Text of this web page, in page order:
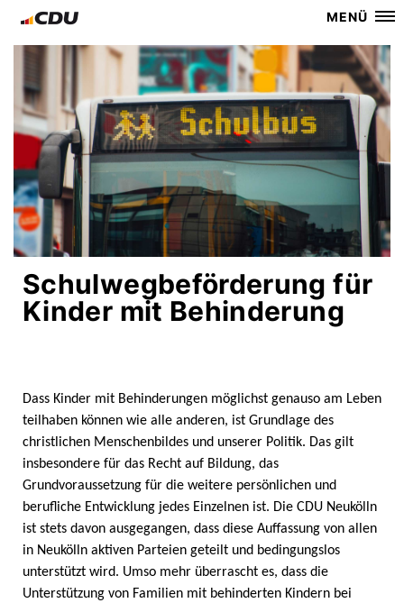
MENÜ
Schulwegbeförderung für
Kinder mit Behinderung
Dass Kinder mit Behinderungen möglichst genauso am Leben
teilhaben können wie alle anderen, ist Grundlage des
christlichen Menschenbildes und unserer Politik. Das gilt
insbesondere für das Recht auf Bildung, das
Grundvoraussetzung für die weitere persönlichen und
berufliche Entwicklung jedes Einzelnen ist. Die CDU Neukölln
ist stets davon ausgegangen, dass diese Auffassung von allen
in Neukölln aktiven Parteien geteilt und bedingungslos
unterstützt wird. Umso mehr überrascht es, dass die
Unterstützung von Familien mit behinderten Kindern bei